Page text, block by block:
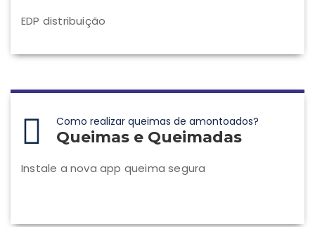
EDP distribuição
Como realizar queimas de amontoados?
Queimas e Queimadas
Instale a nova app queima segura